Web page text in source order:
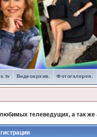
Видеоархив. Фотогалерея.
телеведущих, а так же